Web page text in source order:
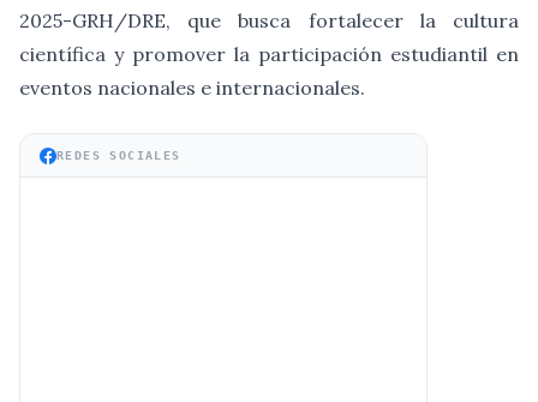
2025-GRH/DRE, que busca fortalecer la cultura
científica y promover la participación estudiantil en
eventos nacionales e internacionales.
REDES SOCIALES